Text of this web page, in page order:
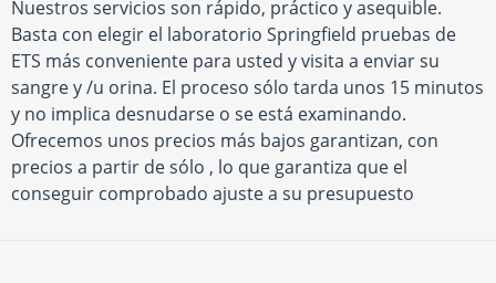
Nuestros servicios son rápido, práctico y asequible.
Basta con elegir el laboratorio Springfield pruebas de
ETS más conveniente para usted y visita a enviar su
sangre y /u orina. El proceso sólo tarda unos 15 minutos
y no implica desnudarse o se está examinando.
Ofrecemos unos precios más bajos garantizan, con
precios a partir de sólo , lo que garantiza que el
conseguir comprobado ajuste a su presupuesto